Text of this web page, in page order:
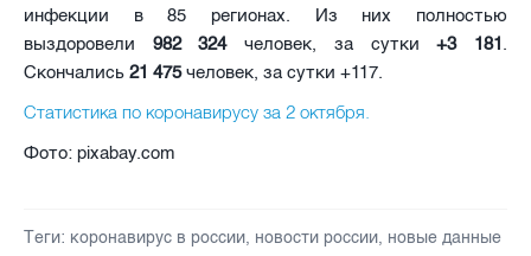
инфекции в 85 регионах. Из них полностью
выздоровели 982 324человек, за сутки+3 181.
Скончались 21 475человек, за сутки +117.
Статистика по коронавирусу за 2 октября.
Фото: pixabay.com
Теги: коронавирус в россии, новости россии, новые данные